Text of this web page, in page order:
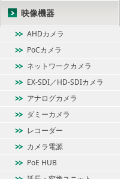
映像機器
AHDカメラ
PoCカメラ
ネットワークカメラ
EX-SDI／HD-SDIカメラ
アナログカメラ
ダミーカメラ
レコーダー
カメラ電源
PoE HUB